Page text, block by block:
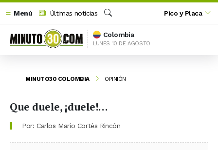
Menú
Últimas noticias
Buscar
Pico y Placa
Colombia
LUNES 10 DE AGOSTO
MINUTO30 COLOMBIA OPINIÓN
Que duele, ¡duele!…
Por: Carlos Mario Cortés Rincón